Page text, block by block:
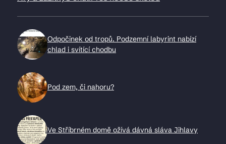
Odpočinek od tropů. Podzemní labyrint nabízí
chlad i svítící chodbu
Pod zem, či nahoru?
Ve Stříbrném domě ožívá dávná sláva Jihlavy